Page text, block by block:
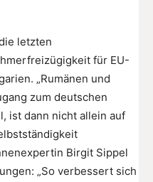
letzten
für EU-
„Rumänen und
zum deutschen
ist dann nicht allein auf
Birgit Sippel
„So verbessert sich